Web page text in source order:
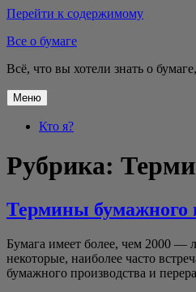
Перейти к содержимому
Все о бумаге
Всё, что вы хотели знать о
Меню
Кто я?
Рубрика:
Термины бумажного
Бума­га име­ет более, чем 2000 —
неко­то­рые, наи­бо­лее часто
бумаж­но­го про­из­вод­ства и